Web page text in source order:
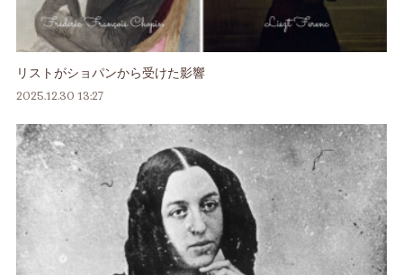
リストがショパンから受けた影響
2025.12.30 13:27